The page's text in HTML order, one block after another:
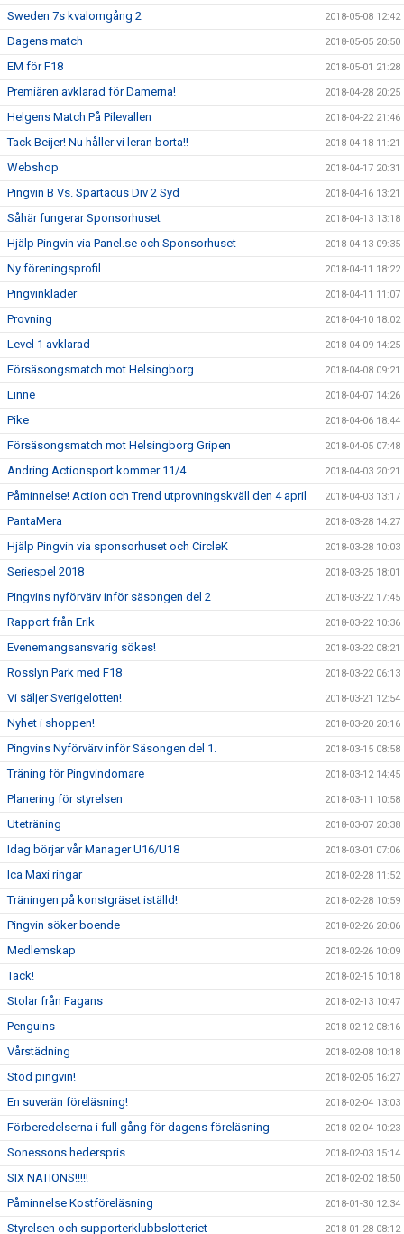
Sweden 7s kvalomgång 2 2018-05-08 12:42
Dagens match 2018-05-05 20:50
EM för F18 2018-05-01 21:28
Premiären avklarad för Damerna! 2018-04-28 20:25
Helgens Match På Pilevallen 2018-04-22 21:46
Tack Beijer! Nu håller vi leran borta!! 2018-04-18 11:21
Webshop 2018-04-17 20:31
Pingvin B Vs. Spartacus Div 2 Syd 2018-04-16 13:21
Såhär fungerar Sponsorhuset 2018-04-13 13:18
Hjälp Pingvin via Panel.se och Sponsorhuset 2018-04-13 09:35
Ny föreningsprofil 2018-04-11 18:22
Pingvinkläder 2018-04-11 11:07
Provning 2018-04-10 18:02
Level 1 avklarad 2018-04-09 14:25
Försäsongsmatch mot Helsingborg 2018-04-08 09:21
Linne 2018-04-07 14:26
Pike 2018-04-06 18:44
Försäsongsmatch mot Helsingborg Gripen 2018-04-05 07:48
Ändring Actionsport kommer 11/4 2018-04-03 20:21
Påminnelse! Action och Trend utprovningskväll den 4 april 2018-04-03 13:17
PantaMera 2018-03-28 14:27
Hjälp Pingvin via sponsorhuset och CircleK 2018-03-28 10:03
Seriespel 2018 2018-03-25 18:01
Pingvins nyförvärv inför säsongen del 2 2018-03-22 17:45
Rapport från Erik 2018-03-22 10:36
Evenemangsansvarig sökes! 2018-03-22 08:21
Rosslyn Park med F18 2018-03-22 06:13
Vi säljer Sverigelotten! 2018-03-21 12:54
Nyhet i shoppen! 2018-03-20 20:16
Pingvins Nyförvärv inför Säsongen del 1. 2018-03-15 08:58
Träning för Pingvindomare 2018-03-12 14:45
Planering för styrelsen 2018-03-11 10:58
Uteträning 2018-03-07 20:38
Idag börjar vår Manager U16/U18 2018-03-01 07:06
Ica Maxi ringar 2018-02-28 11:52
Träningen på konstgräset iställd! 2018-02-28 10:59
Pingvin söker boende 2018-02-26 20:06
Medlemskap 2018-02-26 10:09
Tack! 2018-02-15 10:18
Stolar från Fagans 2018-02-13 10:47
Penguins 2018-02-12 08:16
Vårstädning 2018-02-08 10:18
Stöd pingvin! 2018-02-05 16:27
En suverän föreläsning! 2018-02-04 13:03
Förberedelserna i full gång för dagens föreläsning 2018-02-04 10:23
Sonessons hederspris 2018-02-03 15:14
SIX NATIONS!!!!! 2018-02-02 18:50
Påminnelse Kostföreläsning 2018-01-30 12:34
Styrelsen och supporterklubbslotteriet 2018-01-28 08:12